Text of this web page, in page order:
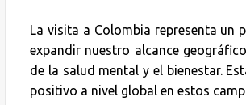
La visita a Colombia representa un
expandir nuestro alcance
de la salud mental y el bienestar.
positivo a nivel global en estos